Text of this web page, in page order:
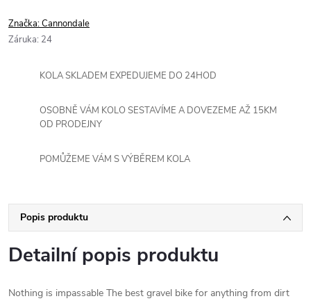
Značka:Cannondale
Záruka: 24
KOLA SKLADEM EXPEDUJEME DO 24HOD
OSOBNĚ VÁM KOLO SESTAVÍME A DOVEZEME AŽ 15KM
OD PRODEJNY
POMŮŽEME VÁM S VÝBĚREM KOLA
Popis produktu
Detailní popis produktu
Nothing is impassable The best gravel bike for anything from dirt